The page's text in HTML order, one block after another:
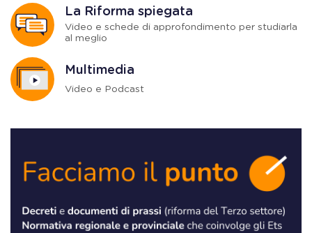
La Riforma spiegata
Video e schede di approfondimento per studiarla
al meglio
Multimedia
Video e Podcast